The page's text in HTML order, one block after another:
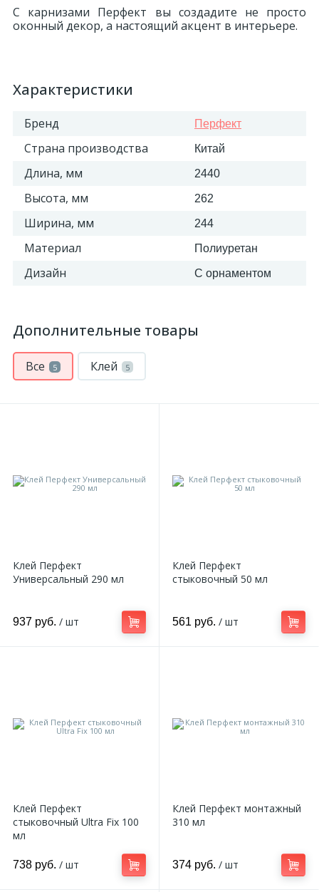
С карнизами Перфект вы создадите не просто
оконный декор, а настоящий акцент в интерьере.
Характеристики
Бренд Перфект
Страна производства Китай
Длина, мм 2440
Высота, мм 262
Ширина, мм 244
Материал Полиуретан
Дизайн С орнаментом
Дополнительные товары
Все 5 Клей 5
Клей Перфект
Универсальный 290 мл
937 руб. / шт
Клей Перфект
стыковочный 50 мл
561 руб. / шт
Клей Перфект
стыковочный Ultra Fix 100
мл
738 руб. / шт
Клей Перфект монтажный
310 мл
374 руб. / шт